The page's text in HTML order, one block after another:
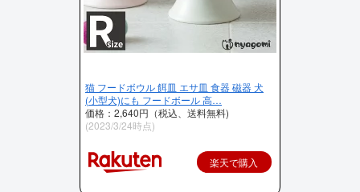
猫 フードボウル 餌皿 エサ皿 食器 磁器 犬
(小型犬)にも フードボール 高…
価格：2,640円（税込、送料無料)
(2023/3/24時点)
楽天で購入